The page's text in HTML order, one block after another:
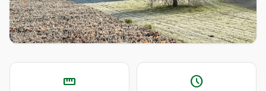
straighten schedule